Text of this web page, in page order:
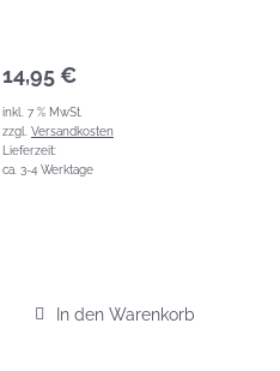
14,95 €
inkl. 7 % MwSt.
zzgl. Versandkosten
Lieferzeit:
ca. 3-4 Werktage
In den Warenkorb